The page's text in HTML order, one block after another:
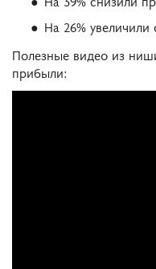
На 26% увеличили
Полезные видео из
прибыли: